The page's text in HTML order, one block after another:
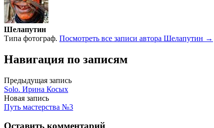
Шелапутин
Типа фотограф. Посмотреть все записи автора Шелапутин →
Навигация по записям
Предыдущая запись
Solo. Ирина Косых
Новая запись
Путь мастерства №3